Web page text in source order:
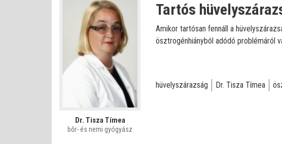
Dr. Tisza Tímea
bőr- és nemi gyógyász
Tartós
Amikor tartósan fennáll a
ösztrogénhiányból adódó problémáról
hüvelyszárazság Dr. Tisza Tímea